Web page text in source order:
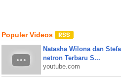
Populer Videos
Natasha Wilona dan
netron Terbaru S...
youtube.com